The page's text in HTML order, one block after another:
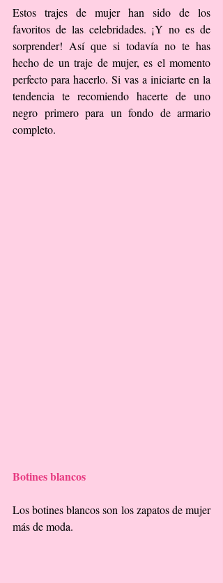
Estos trajes de mujer han sido de los
favoritos de las celebridades. ¡Y no es de
sorprender! Así que si todavía no te has
hecho de un traje de mujer, es el momento
perfecto para hacerlo. Si vas a iniciarte en la
tendencia te recomiendo hacerte de uno
negro primero para un fondo de armario
completo.
Botines blancos
Los botines blancos son los zapatos de mujer
más de moda.